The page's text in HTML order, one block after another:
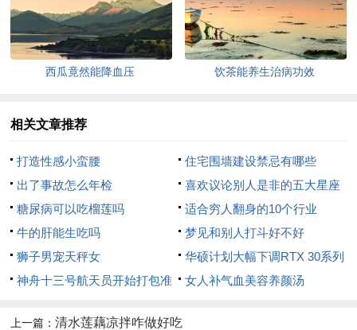
西瓜竟然能降血压 饮茶能养生治病功效
相关文章推荐
打造性感小蛮腰
住宅围墙建设禁忌有哪些
出了事故怎么年检
喜欢议论别人是非的五大星座
糖尿病可以吃榴莲吗
适合穷人翻身的10个行业
牛的肝能生吃吗
梦见和别人打斗好不好
狮子男宠天秤女
华硕计划大幅下调RTX 30系列
显卡价格
神舟十三号航天员开始打包准
女人补气血美容养颜汤
上一篇：清水莲藕凉拌咋做好吃